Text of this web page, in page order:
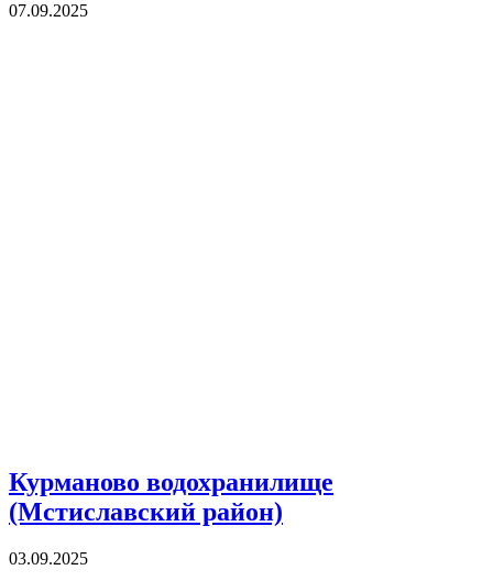
07.09.2025
Курманово водохранилище
(Мстиславский район)
03.09.2025